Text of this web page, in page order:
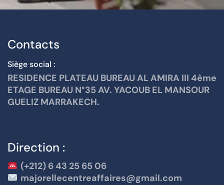
Contacts
Siège social :
RESIDENCE PLATEAU BUREAU AL AMIRA III 4ème
ETAGE BUREAU N°35 AV. YACOUB EL MANSOUR
GUELIZ MARRAKECH.
Direction :
(+212) 6 43 25 65 06
majorellecentreaffaires@gmail.com